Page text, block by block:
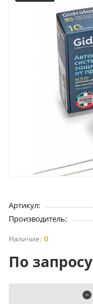
Артикул:
Производитель:
0
По запросу